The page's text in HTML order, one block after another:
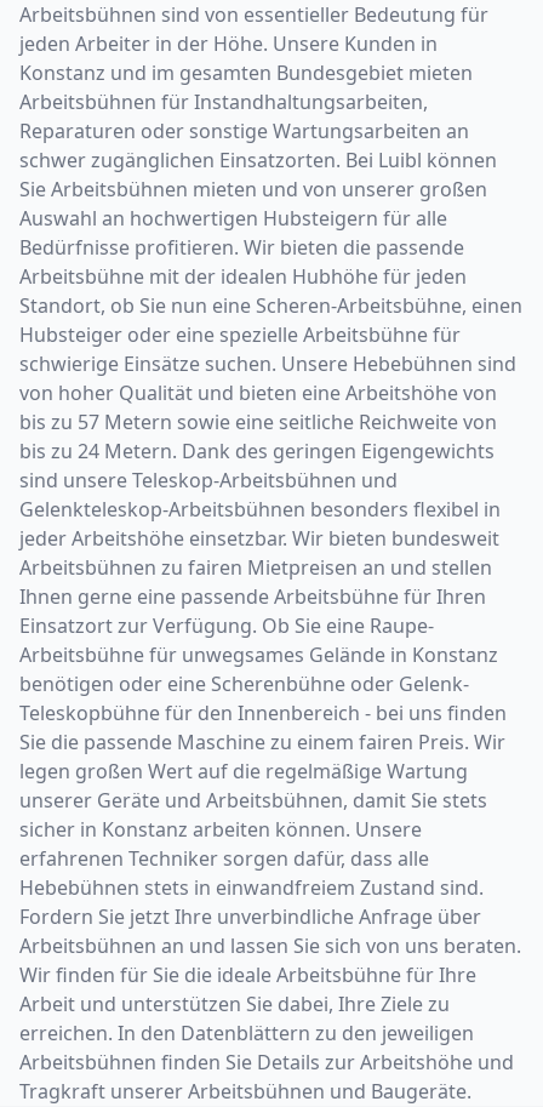
Arbeitsbühnen sind von essentieller Bedeutung für
jeden Arbeiter in der Höhe. Unsere Kunden in
Konstanz und im gesamten Bundesgebiet mieten
Arbeitsbühnen für Instandhaltungsarbeiten,
Reparaturen oder sonstige Wartungsarbeiten an
schwer zugänglichen Einsatzorten. Bei Luibl können
Sie Arbeitsbühnen mieten und von unserer großen
Auswahl an hochwertigen Hubsteigern für alle
Bedürfnisse profitieren. Wir bieten die passende
Arbeitsbühne mit der idealen Hubhöhe für jeden
Standort, ob Sie nun eine Scheren-Arbeitsbühne, einen
Hubsteiger oder eine spezielle Arbeitsbühne für
schwierige Einsätze suchen. Unsere Hebebühnen sind
von hoher Qualität und bieten eine Arbeitshöhe von
bis zu 57 Metern sowie eine seitliche Reichweite von
bis zu 24 Metern. Dank des geringen Eigengewichts
sind unsere Teleskop-Arbeitsbühnen und
Gelenkteleskop-Arbeitsbühnen besonders flexibel in
jeder Arbeitshöhe einsetzbar. Wir bieten bundesweit
Arbeitsbühnen zu fairen Mietpreisen an und stellen
Ihnen gerne eine passende Arbeitsbühne für Ihren
Einsatzort zur Verfügung. Ob Sie eine Raupe-
Arbeitsbühne für unwegsames Gelände in Konstanz
benötigen oder eine Scherenbühne oder Gelenk-
Teleskopbühne für den Innenbereich - bei uns finden
Sie die passende Maschine zu einem fairen Preis. Wir
legen großen Wert auf die regelmäßige Wartung
unserer Geräte und Arbeitsbühnen, damit Sie stets
sicher in Konstanz arbeiten können. Unsere
erfahrenen Techniker sorgen dafür, dass alle
Hebebühnen stets in einwandfreiem Zustand sind.
Fordern Sie jetzt Ihre unverbindliche Anfrage über
Arbeitsbühnen an und lassen Sie sich von uns beraten.
Wir finden für Sie die ideale Arbeitsbühne für Ihre
Arbeit und unterstützen Sie dabei, Ihre Ziele zu
erreichen. In den Datenblättern zu den jeweiligen
Arbeitsbühnen finden Sie Details zur Arbeitshöhe und
Tragkraft unserer Arbeitsbühnen und Baugeräte.